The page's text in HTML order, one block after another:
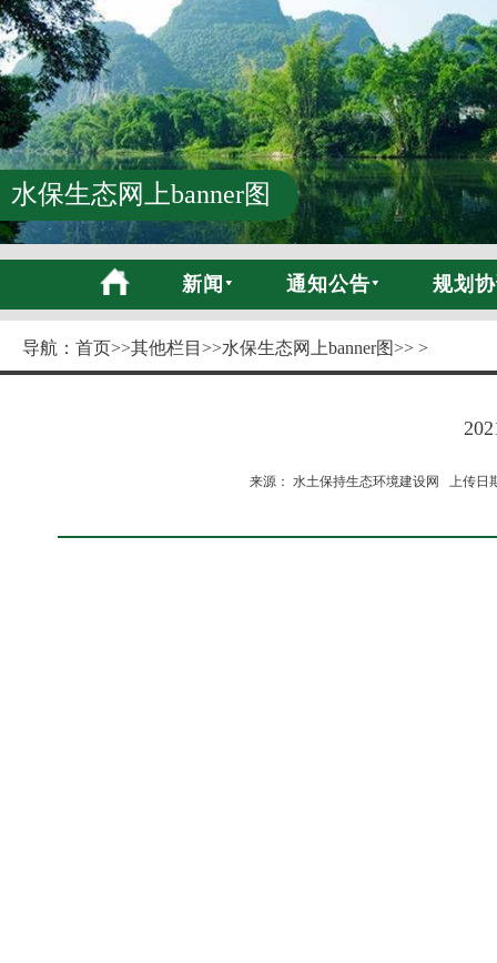
水保生态网上banner图
新闻 通知公告 规划
导航： 首页>>其他栏目 >>水保生态网上banner图>> >
来源： 水土保持生态环境建设网 上传日